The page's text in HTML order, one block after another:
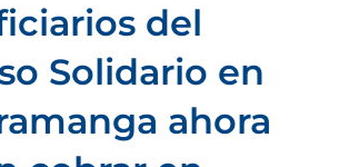
del
Solidario en
ahora